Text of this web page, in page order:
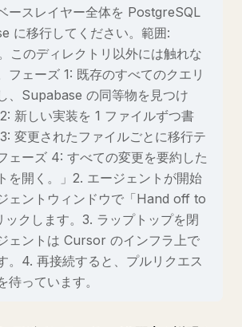
ースレイヤー全体を PostgreSQL
に移行してください。範囲:
このディレクトリ以外には触れな
フェーズ 1: 既存のすべてのクエリ
、Supabase の同等物を見つけ
新しい実装を 1 ファイルずつ書
変更されたファイルごとに移行テ
ェーズ 4: すべての変更を要約した
を開く。」2. エージェントが開始
ェントウィンドウで「Hand off to
クします。3. ラップトップを閉
ェントは Cursor のインフラ上で
。4. 再接続すると、プルリクエス
待っています。